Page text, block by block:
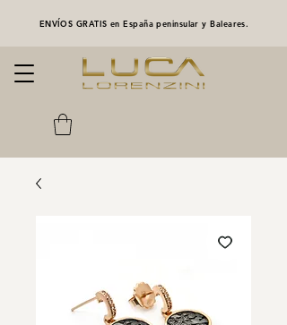
ENVÍOS GRATIS en España peninsular y Baleares.